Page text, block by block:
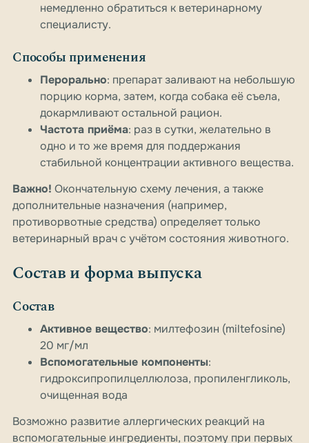
немедленно обратиться к ветеринарному
специалисту.
Способы применения
Перорально: препарат заливают на небольшую
порцию корма, затем, когда собака её съела,
докармливают остальной рацион.
Частота приёма: раз в сутки, желательно в
одно и то же время для поддержания
стабильной концентрации активного вещества.
Важно! Окончательную схему лечения, а также
дополнительные назначения (например,
противорвотные средства) определяет только
ветеринарный врач с учётом состояния животного.
Состав и форма выпуска
Состав
Активное вещество: милтефозин (miltefosine)
20 мг/мл
Вспомогательные компоненты:
гидроксипропилцеллюлоза, пропиленгликоль,
очищенная вода
Возможно развитие аллергических реакций на
вспомогательные ингредиенты, поэтому при первых